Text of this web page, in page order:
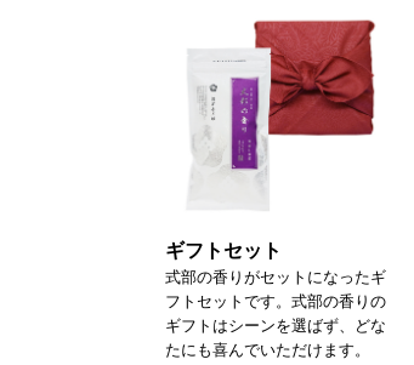
ギフトセット
式部の香りがセットになったギ
フトセットです。式部の香りの
ギフトはシーンを選ばず、どな
たにも喜んでいただけます。